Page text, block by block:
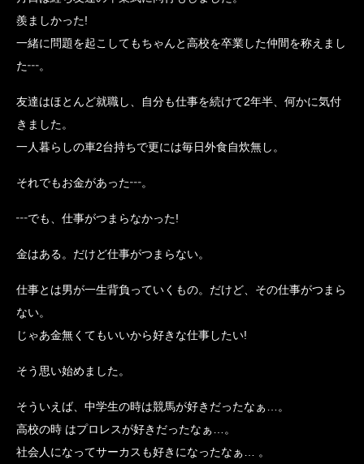
羨ましかった!
一緒に問題を起こしてもちゃんと高校を卒業した仲間を称えまし
た┅。
友達はほとんど就職し、自分も仕事を続けて2年半、何かに気付
きました。
一人暮らしの車2台持ちで更には毎日外食自炊無し。
それでもお金があった┅。
┅でも、仕事がつまらなかった!
金はある。だけど仕事がつまらない。
仕事とは男が一生背負っていくもの。だけど、その仕事がつまら
ない。
じゃあ金無くてもいいから好きな仕事したい!
そう思い始めました。
そういえば、中学生の時は競馬が好きだったなぁ…。
高校の時 はプロレスが好きだったなぁ…。
社会人になってサーカスも好きになったなぁ… 。